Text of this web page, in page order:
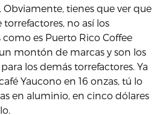
Obviamente, tienes que ver que
no así los
es Puerto Rico Coffee
montón de marcas y son los
los demás torrefactores. Ya
Yaucono en 16 onzas, tú lo
en aluminio, en cinco dólares